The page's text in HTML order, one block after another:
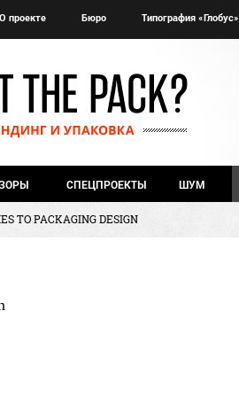
О проекте Бюро Типография «Глобус»
СПЕЦПРОЕКТЫ ШУМ
TO PACKAGING DESIGN